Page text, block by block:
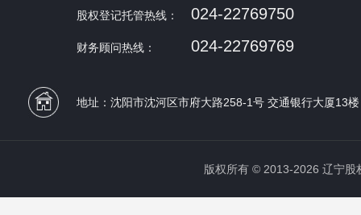
股权登记托管热线： 024-22769750
财务顾问热线： 024-22769769
地址：沈阳市沈河区市府大路258-1号 交通银行大厦13楼
版权所有 © 2013-2026 辽宁